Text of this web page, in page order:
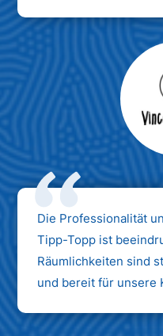
Max
Die Professionalität
Tipp-Topp ist
Räumlichkeiten sind
und bereit für unsere